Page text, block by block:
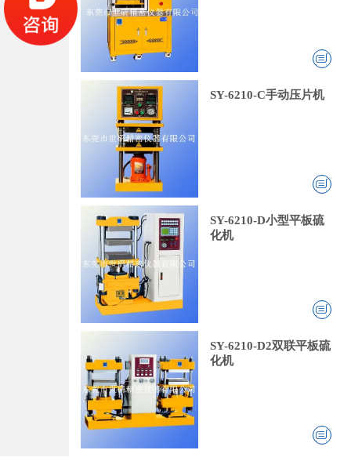
SY-6210-C手动压片机
SY-6210-D小型平板硫
化机
SY-6210-D2双联平板硫
化机